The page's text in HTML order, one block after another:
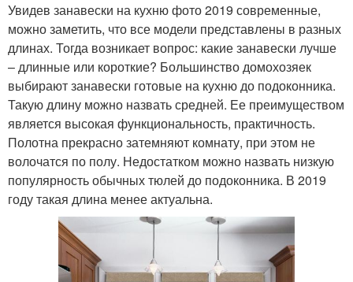
Увидев занавески на кухню фото 2019 современные,
можно заметить, что все модели представлены в разных
длинах. Тогда возникает вопрос: какие занавески лучше
– длинные или короткие? Большинство домохозяек
выбирают занавески готовые на кухню до подоконника.
Такую длину можно назвать средней. Ее преимуществом
является высокая функциональность, практичность.
Полотна прекрасно затемняют комнату, при этом не
волочатся по полу. Недостатком можно назвать низкую
популярность обычных тюлей до подоконника. В 2019
году такая длина менее актуальна.